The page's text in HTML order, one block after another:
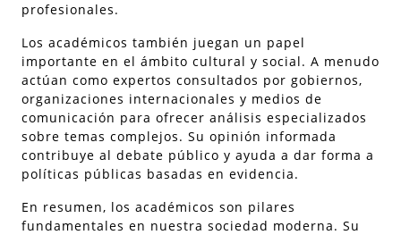
profesionales.
Los académicos también juegan un papel
importante en el ámbito cultural y social. A menudo
actúan como expertos consultados por gobiernos,
organizaciones internacionales y medios de
comunicación para ofrecer análisis especializados
sobre temas complejos. Su opinión informada
contribuye al debate público y ayuda a dar forma a
políticas públicas basadas en evidencia.
En resumen, los académicos son pilares
fundamentales en nuestra sociedad moderna. Su